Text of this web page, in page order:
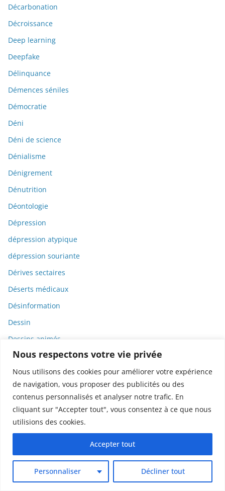
Nous respectons votre vie privée
Nous utilisons des cookies pour améliorer votre expérience
de navigation, vous proposer des publicités ou des
contenus personnalisés et analyser notre trafic. En
cliquant sur "Accepter tout", vous consentez à ce que nous
utilisions des cookies.
Personnaliser Décliner tout
Accepter tout
Décarbonation
Décroissance
Deep learning
Deepfake
Délinquance
Démences séniles
Démocratie
Déni
Déni de science
Dénialisme
Dénigrement
Dénutrition
Déontologie
Dépression
dépression atypique
dépression souriante
Dérives sectaires
Déserts médicaux
Désinformation
Dessin
Dessins animés
Déterminisme
Detox
Dette
Dette immunitaire
Deux-roues
Diabète
Diagnostic